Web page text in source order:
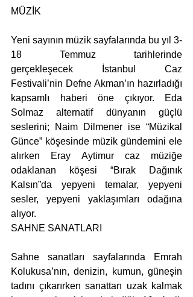
MÜZİK
Yeni sayının müzik sayfalarında bu yıl 3-
18 Temmuz tarihlerinde
gerçekleşecek İstanbul Caz
Festivali’nin Defne Akman’ın hazırladığı
kapsamlı haberi öne çıkıyor. Eda
Solmaz alternatif dünyanın güçlü
seslerini; Naim Dilmener ise “Müzikal
Günce” köşesinde müzik gündemini ele
alırken Eray Aytimur caz müziğe
odaklanan köşesi “Bırak Dağınık
Kalsın”da yepyeni temalar, yepyeni
sesler, yepyeni yaklaşımları odağına
alıyor.
SAHNE SANATLARI
Sahne sanatları sayfalarında Emrah
Kolukusa’nın, denizin, kumun, güneşin
tadını çıkarırken sanattan uzak kalmak